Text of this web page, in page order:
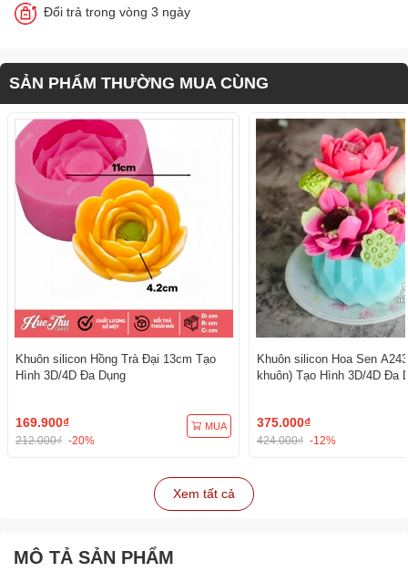
Đổi trả trong vòng 3 ngày
SẢN PHẨM THƯỜNG MUA CÙNG
Khuôn silicon Hồng Trà Đại 13cm Tạo
Hình 3D/4D Đa Dụng
169.900₫
212.000₫ -20%
MUA
Khuôn silicon Hoa Sen
khuôn) Tạo Hình 3D/4D Đa
375.000₫
424.000₫ -12%
Xem tất cả
MÔ TẢ SẢN PHẨM